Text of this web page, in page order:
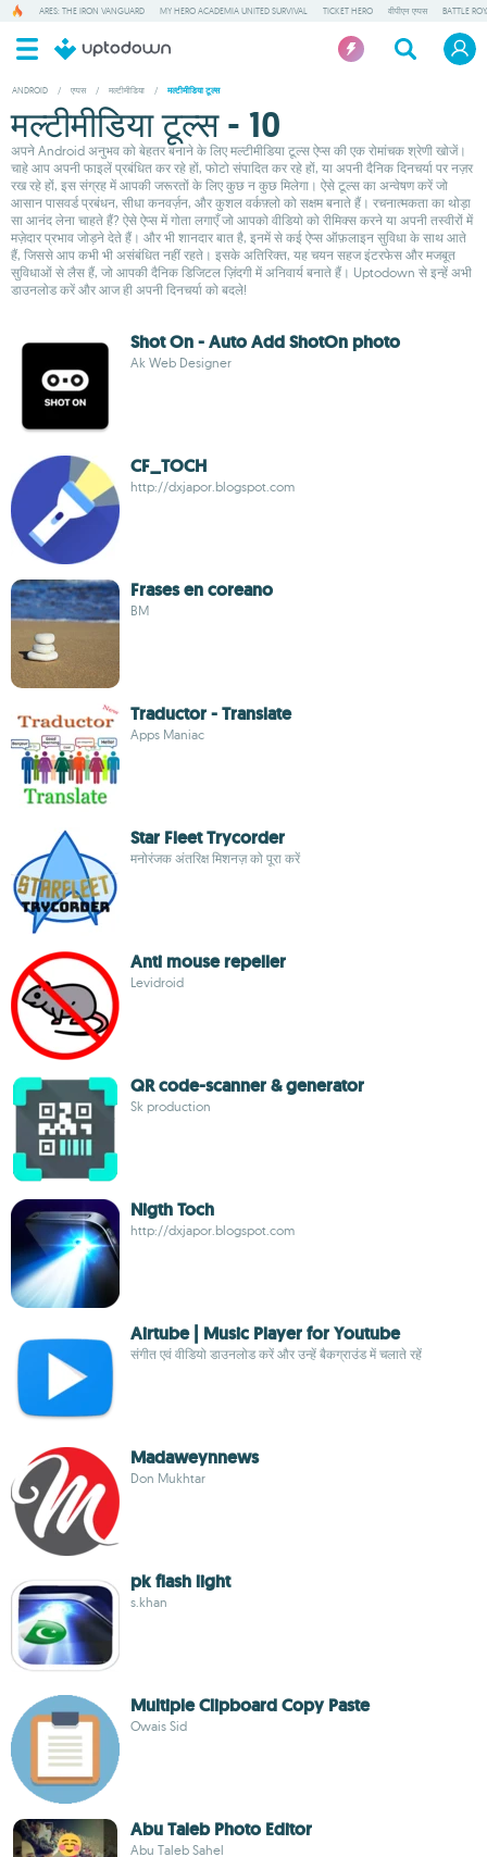
ARES: THE IRON VANGUARD MY HERO ACADEMIA UNITED SURVIVAL TICKET HERO वीपीएन एप्पस BATTLE
ANDROID / एप्पस / मल्टीमीडिया / मल्टीमीडिया टूल्स
मल्टीमीडिया टूल्स - 10
अपने Android अनुभव को बेहतर बनाने के लिए मल्टीमीडिया टूल्स ऐप्स की एक रोमांचक श्रेणी खोजें।
चाहे आप अपनी फाइलें प्रबंधित कर रहे हों, फोटो संपादित कर रहे हों, या अपनी दैनिक दिनचर्या पर नज़र
रख रहे हों, इस संग्रह में आपकी जरूरतों के लिए कुछ न कुछ मिलेगा। ऐसे टूल्स का अन्वेषण करें जो
आसान पासवर्ड प्रबंधन, सीधा कनवर्ज़न, और कुशल वर्कफ़्लो को सक्षम बनाते हैं। रचनात्मकता का थोड़ा
सा आनंद लेना चाहते हैं? ऐसे ऐप्स में गोता लगाएँ जो आपको वीडियो को रीमिक्स करने या अपनी तस्वीरों में
मज़ेदार प्रभाव जोड़ने देते हैं। और भी शानदार बात है, इनमें से कई ऐप्स ऑफ़लाइन सुविधा के साथ आते
हैं, जिससे आप कभी भी असंबंधित नहीं रहते। इसके अतिरिक्त, यह चयन सहज इंटरफेस और मजबूत
सुविधाओं से लैस हैं, जो आपकी दैनिक डिजिटल ज़िंदगी में अनिवार्य बनाते हैं। Uptodown से इन्हें अभी
डाउनलोड करें और आज ही अपनी दिनचर्या को बदले!
Shot On - Auto Add ShotOn photo
Ak Web Designer
CF_TOCH
http://dxjapor.blogspot.com
Frases en coreano
BM
Traductor - Translate
Apps Maniac
Star Fleet Trycorder
मनोरंजक अंतरिक्ष मिशनज़ को पूरा करें
Anti mouse repeller
Levidroid
QR code-scanner & generator
Sk production
Nigth Toch
http://dxjapor.blogspot.com
Airtube | Music Player for Youtube
संगीत एवं वीडियो डाउनलोड करें और उन्हें बैकग्राउंड में चलाते रहें
Madaweynnews
Don Mukhtar
pk flash light
s.khan
Multiple Clipboard Copy Paste
Owais Sid
Abu Taleb Photo Editor
Abu Taleb Sahel